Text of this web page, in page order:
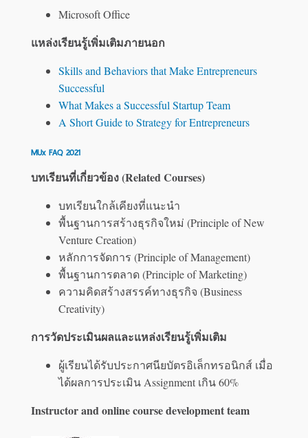
Microsoft Office
แหล่งเรียนรู้เพิ่มเติมภายนอก
Skills and Behaviors that Make Entrepreneurs
Successful
What Makes a Successful Startup Team
A Short Guide to Strategy for Entrepreneurs
MUx FAQ 2021
บทเรียนที่เกี่ยวข้อง (Related Courses)
บทเรียนใกล้เคียงที่แนะนำ
พื้นฐานการสร้างธุรกิจใหม่ (Principle of New
Venture Creation)
หลักการจัดการ (Principle of Management)
พื้นฐานการตลาด (Principle of Marketing)
ความคิดสร้างสรรค์ทางธุรกิจ (Business
Creativity)
การวัดประเมินผลและแหล่งเรียนรู้เพิ่มเติม
ผู้เรียนได้รับประกาศนียบัตรอิเล็กทรอนิกส์ เมื่อ
ได้ผลการประเมิน Assignment เกิน 60%
Instructor and online course development team